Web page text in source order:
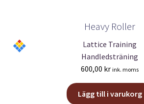
Heavy Roller
Lattice Training
Handledsträning
600,00 kr ink. moms
Lägg till i varukorg